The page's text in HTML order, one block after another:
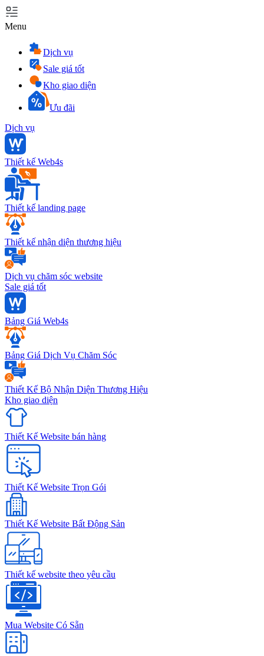
Menu
Dịch vụ
Sale giá tốt
Kho giao diện
Ưu đãi
Dịch vụ
Thiết kế Web4s
Thiết kế landing page
Thiết kế nhận diện thương hiệu
Dịch vụ chăm sóc website
Sale giá tốt
Bảng Giá Web4s
Bảng Giá Dịch Vụ Chăm Sóc
Thiết Kế Bộ Nhận Diện Thương Hiệu
Kho giao diện
Thiết Kế Website bán hàng
Thiết Kế Website Trọn Gói
Thiết Kế Website Bất Động Sản
Thiết kế website theo yêu cầu
Mua Website Có Sẵn